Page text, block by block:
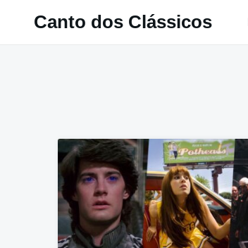
Canto dos Clássicos